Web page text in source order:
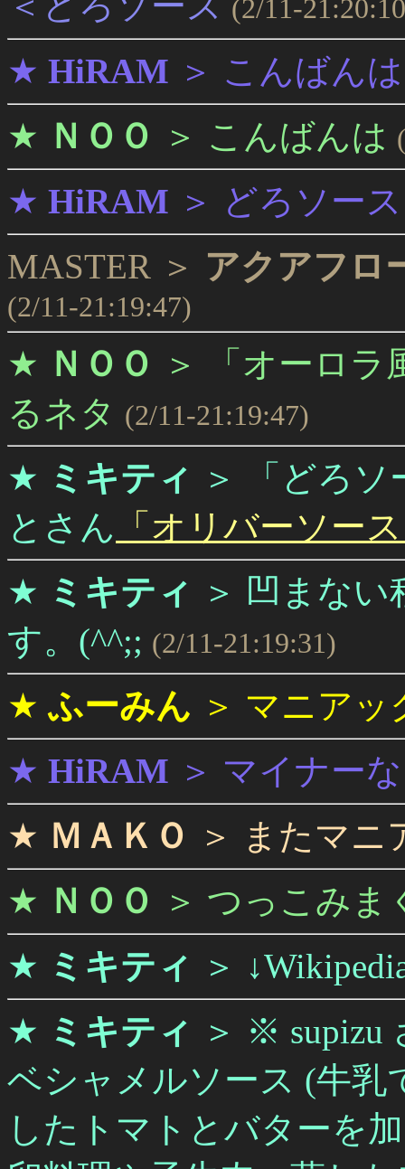
(2/11-
★ HiRAM ＞ こんばんは
★ ＮＯＯ ＞ こんばんは
★ HiRAM ＞
どろソー
MASTER ＞ アクアフロ
(2/11-21:19:47)
★ ＮＯＯ ＞
「オーロ
るネタ (2/11-21:19:47)
★ ミキティ ＞
「どろ
とさん 「オリバーソー
★ ミキティ ＞
凹まない
す。(^^;; (2/11-21:19:31)
★ふーみん ＞ マニアッ
★ HiRAM ＞ マイナー
★ ＭＡＫＯ ＞
またマニ
★ ＮＯＯ ＞ つっこみま
★ ミキティ ＞
★ ミキティ ＞ ※ supizu
ベシャメルソース (牛乳
したトマトとバターを